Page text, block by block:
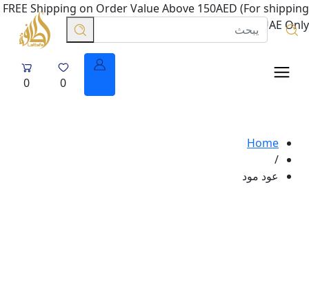
FREE Shipping on Order Value Above 150AED (For shipping
in UAE Only.
0
0
Home
/
عود مود